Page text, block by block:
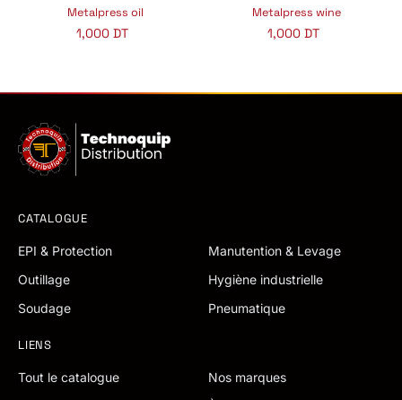
Metalpress oil
1,000DT
Metalpress wine
1,000DT
CATALOGUE
EPI & Protection
Manutention & Levage
Outillage
Hygiène industrielle
Soudage
Pneumatique
LIENS
Tout le catalogue
Nos marques